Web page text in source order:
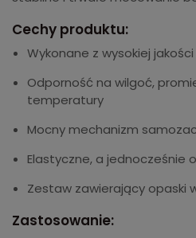
Cechy produktu:
Wykonane z wysokiej jakości
Odporność na wilgoć,
temperatury
Mocny mechanizm
Elastyczne, a jednocześnie
Zestaw zawierający opaski
Zastosowanie: